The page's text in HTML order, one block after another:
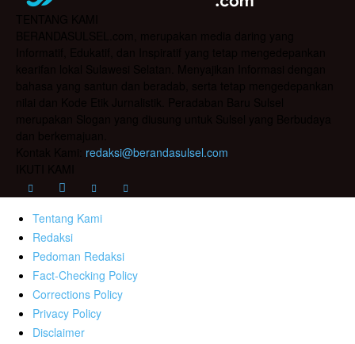
redaksi@berandasulsel.com
Tentang Kami
Redaksi
Pedoman Redaksi
Fact-Checking Policy
Corrections Policy
Privacy Policy
Disclaimer